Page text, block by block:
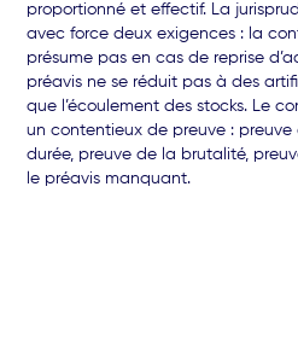
proportionné et effectif. La
avec force deux exigences : la
présume pas en cas de reprise
préavis ne se réduit pas à des
que l’écoulement des stocks. Le
un contentieux de preuve :
durée, preuve de la brutalité,
le préavis manquant.